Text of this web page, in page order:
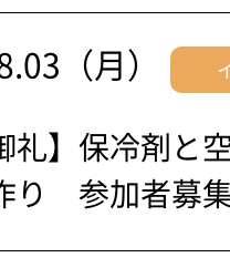
（月）
礼】保冷剤と
り 参加者募